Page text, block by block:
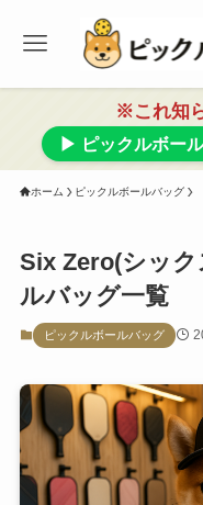
※これ知
▶ ピックルボー
ホーム ピックルボールバッグ
Six Zero(シッ
ルバッグ一覧
ピックルボールバッグ